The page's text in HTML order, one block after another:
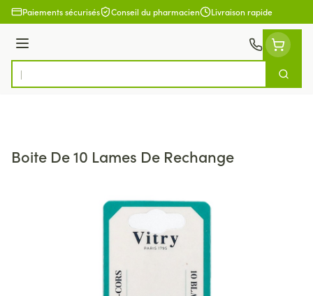
Aller au contenu
Paiements sécurisés Conseil du pharmacien Livraison rapide
Menu
Rechercher
Boite De 10 Lames De Rechange